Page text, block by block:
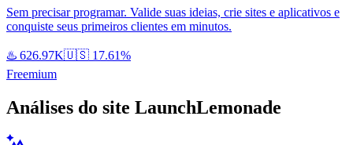
Sem precisar programar. Valide suas ideias, crie sites e aplicativos e
conquiste seus primeiros clientes em minutos.
♨️ 626.97K🇺🇸 17.61%
Freemium
Análises do site LaunchLemonade